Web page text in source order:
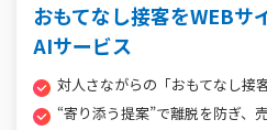
おもてなし接客をWEBサ
AIサービス
対人さながらの「おもてなし接
“寄り添う提案”で離脱を防ぎ、